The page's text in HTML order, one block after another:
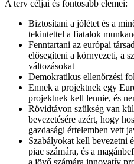
A terv céljai és fontosabb elemei:
Biztosítani a jólétet és a
tekintettel a fiatalok
Fenntartani az európai
elősegíteni a környezeti, a
változásokat
Demokratikus ellenőrzési
Ennek a projektnek egy
projektnek kell lennie, és
Rövidtávon szükség van
bevezetésére azért, hogy
gazdasági értelemben vett
Szabályokat kell bevezetni
piac számára, és a